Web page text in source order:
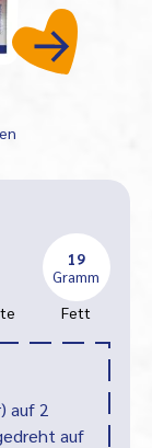
19
Gramm
Fett
auf 2
auf